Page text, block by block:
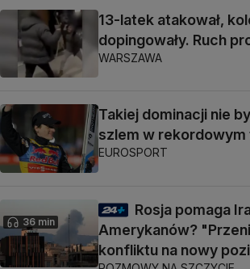
13-latek atakował,
dopingowały. Ruch
WARSZAWA
Takiej dominacji nie
szlem w rekordowym
EUROSPORT
36 min
Rosja pomaga
Amerykanów?
konfliktu na nowy